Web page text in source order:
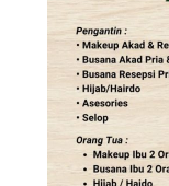
facts
https://
anchor
https://